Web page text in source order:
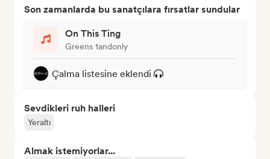
Son zamanlarda bu sanatçılara fırsatlar sundular
On This Ting
Greens 1andonly
Çalma listesine eklendi
Sevdikleri ruh halleri
Yeraltı
Almak istemiyorlar...